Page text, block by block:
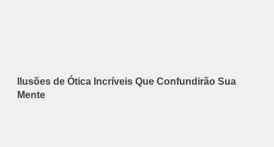
Ilusões de Ótica Incríveis Que Confundirão Sua
Mente